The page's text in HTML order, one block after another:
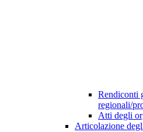
Rendiconti
regionali/
Atti degli
Articolazione